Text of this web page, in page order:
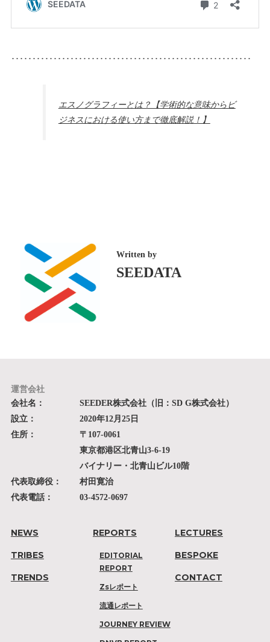
Written by
SEEDATA
･････････････････････････････････････････････････････････
エスノグラフィーとは？【学術的な意味からビ
ジネスにおける使い方まで徹底解説！】
運営会社
会社名：
SEEDER株式会社（旧：SD G株式会社）
設立：
2020年12月25日
住所：
〒107-0061
東京都港区北青山3-6-19
バイナリー・北青山ビル10階
代表取締役：
村田寛治
代表電話：
03-4572-0697
NEWS
TRIBES
TRENDS
REPORTS
EDITORIAL
REPORT
Zsレポート
流通レポート
JOURNEY REVIEW
LECTURES
BESPOKE
CONTACT